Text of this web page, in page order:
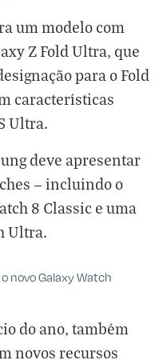
um modelo com
Z Fold Ultra, que
para o Fold
características
Ultra.
deve apresentar
— incluindo o
8 Classic e uma
Ultra.
novo Galaxy Watch
do ano, também
novos recursos